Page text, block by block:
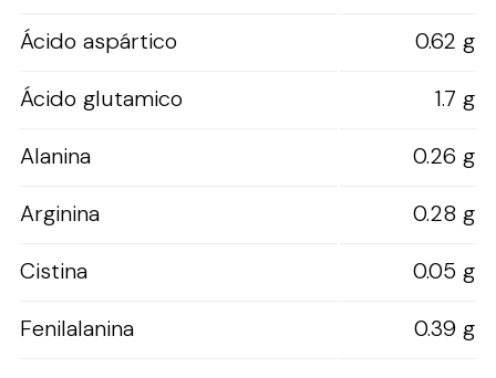
Ácido aspártico
0.62 g
Ácido glutamico
1.7 g
Alanina
0.26 g
Arginina
0.28 g
Cistina
0.05 g
Fenilalanina
0.39 g